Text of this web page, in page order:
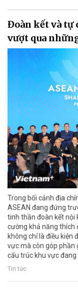
Đoàn kết và tự
vượt qua
Trong bối cảnh địa
ASEAN đang đứng
tinh thần đoàn kết nội
cường khả năng thích
không chỉ là điều kiện
vực mà còn góp phần
cấu trúc khu vực đang
Tin tức